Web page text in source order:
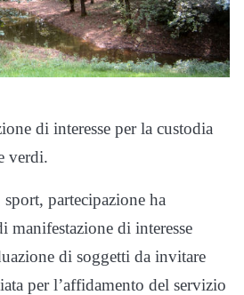
di interesse per la custodia
verdi.
partecipazione ha
manifestazione di interesse
di soggetti da invitare
per l’affidamento del servizio